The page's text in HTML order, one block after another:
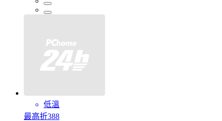
低溫
最高折388